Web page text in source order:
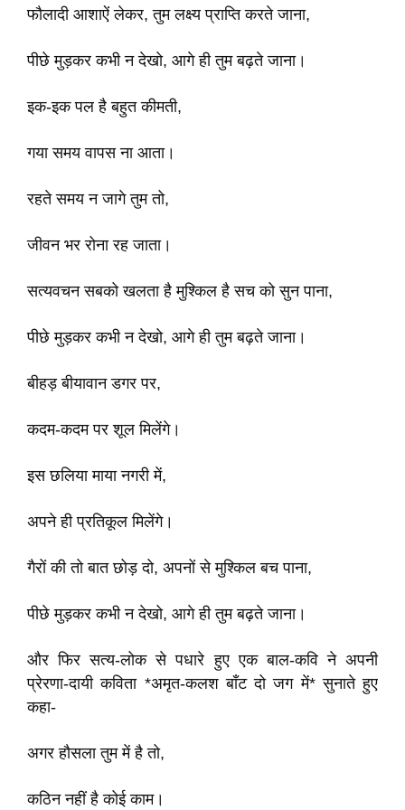
फौलादी आशाऐं लेकर, तुम लक्ष्य प्राप्ति करते जाना,
पीछे मुड़कर कभी न देखो, आगे ही तुम बढ़ते जाना।
इक-इक पल है बहुत कीमती,
गया समय वापस ना आता।
रहते समय न जागे तुम तो,
जीवन भर रोना रह जाता।
सत्यवचन सबको खलता है मुश्किल है सच को सुन पाना,
पीछे मुड़कर कभी न देखो, आगे ही तुम बढ़ते जाना।
बीहड़ बीयावान डगर पर,
कदम-कदम पर शूल मिलेंगे।
इस छलिया माया नगरी में,
अपने ही प्रतिकूल मिलेंगे।
गैरों की तो बात छोड़ दो, अपनों से मुश्किल बच पाना,
पीछे मुड़कर कभी न देखो, आगे ही तुम बढ़ते जाना।
और फिर सत्य-लोक से पधारे हुए एक बाल-कवि ने अपनी
प्रेरणा-दायी कविता *अमृत-कलश बाँट दो जग में* सुनाते हुए
कहा-
अगर हौसला तुम में है तो,
कठिन नहीं है कोई काम।